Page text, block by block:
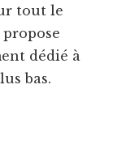
tout le
dédié à
bas.